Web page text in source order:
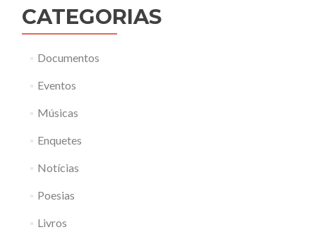
CATEGORIAS
Documentos
Eventos
Músicas
Enquetes
Notícias
Poesias
Livros